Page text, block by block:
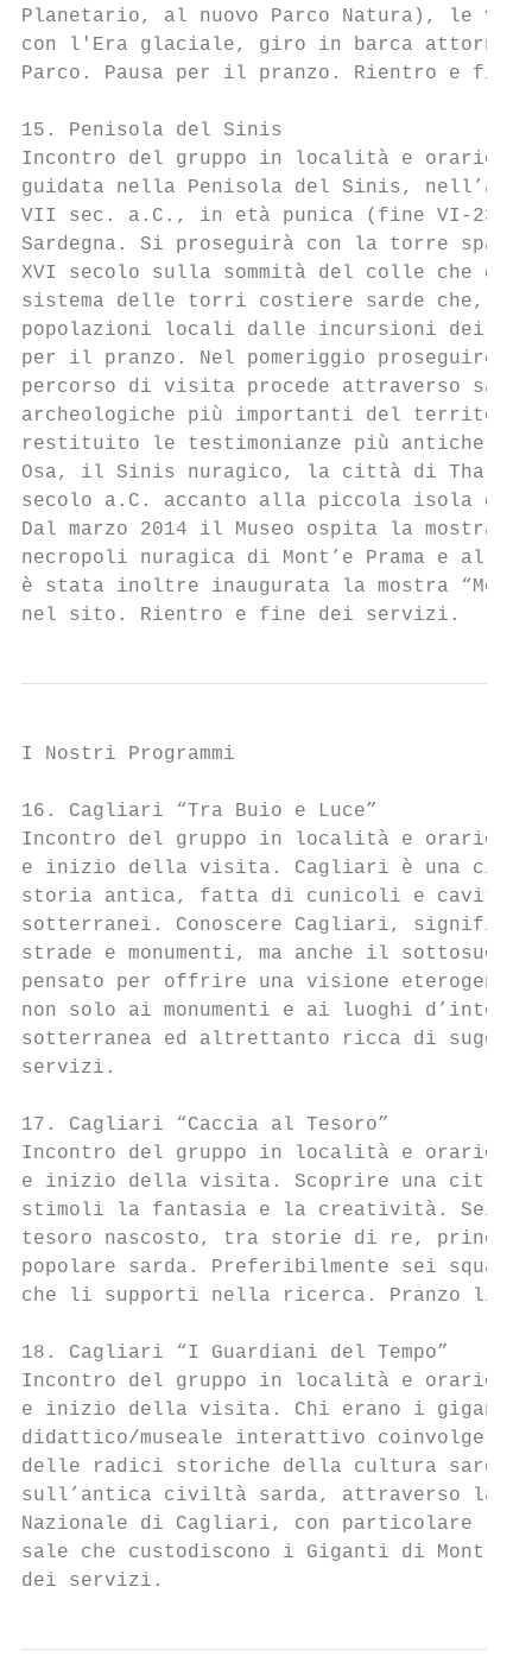
Planetario, al nuovo Parco Natura), le
con l'Era glaciale, giro in barca attorno
Parco. Pausa per il pranzo. Rientro e
15. Penisola del Sinis
Incontro del gruppo in località e orario
guidata nella Penisola del Sinis,
VII sec. a.C., in età punica (fine VI-238
Sardegna. Si proseguirà con la torre
XVI secolo sulla sommità del colle che
sistema delle torri costiere sarde che,
popolazioni locali dalle incursioni dei
per il pranzo. Nel pomeriggio
percorso di visita procede attraverso
archeologiche più importanti del
restituito le testimonianze più antiche
Osa, il Sinis nuragico, la città di
secolo a.C. accanto alla piccola isola da
Dal marzo 2014 il Museo ospita la mostra
necropoli nuragica di Mont’e Prama e al
è stata inoltre inaugurata la mostra
nel sito. Rientro e fine dei servizi.
I Nostri Programmi
16. Cagliari “Tra Buio e Luce”
Incontro del gruppo in località e orario
e inizio della visita. Cagliari è una città
storia antica, fatta di cunicoli e cavità
sotterranei. Conoscere Cagliari,
strade e monumenti, ma anche il
pensato per offrire una visione
non solo ai monumenti e ai luoghi
sotterranea ed altrettanto ricca di
servizi.
17. Cagliari “Caccia al Tesoro”
Incontro del gruppo in località e orario
e inizio della visita. Scoprire una città,
stimoli la fantasia e la creatività. Sei
tesoro nascosto, tra storie di re,
popolare sarda. Preferibilmente sei
che li supporti nella ricerca. Pranzo
18. Cagliari “I Guardiani del Tempo”
Incontro del gruppo in località e orario
e inizio della visita. Chi erano i giganti?
didattico/museale interattivo coinvolgerà
delle radici storiche della cultura sarda. Il
sull’antica civiltà sarda, attraverso la
Nazionale di Cagliari, con particolare
sale che custodiscono i Giganti di Mont
dei servizi.